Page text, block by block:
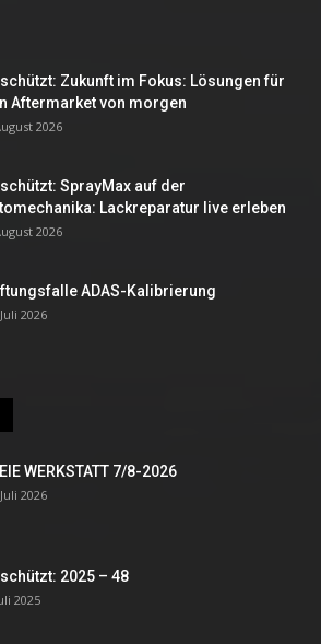
Zukunft im Fokus: Lösungen für
Aftermarket von morgen
2026
SprayMax auf der
Lackreparatur live erleben
2026
ADAS-Kalibrierung
2026
WERKSTATT 7/8-2026
2026
2025 – 48
2025